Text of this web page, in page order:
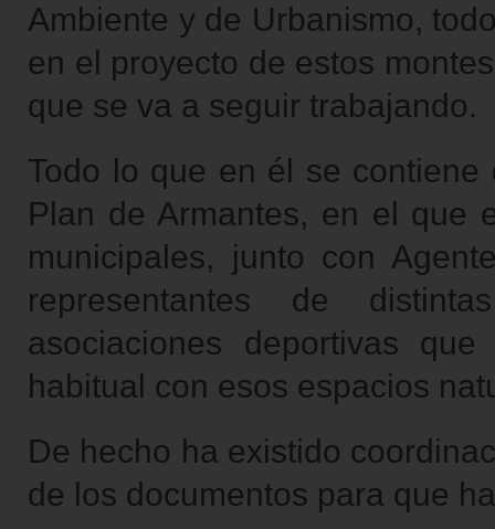
Ambiente y de Urbanismo,
en el proyecto de estos
que se va a seguir trabajando.
Todo lo que en él se
Plan de Armantes, en el que
municipales, junto con
representantes de
asociaciones deportivas
habitual con esos espacios
De hecho ha existido
de los documentos para que